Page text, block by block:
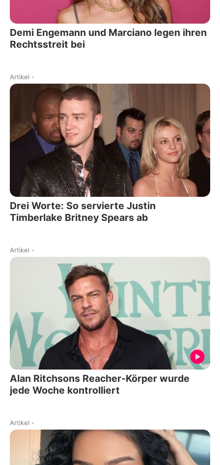
Demi Engemann und Marciano legen ihren
Rechtsstreit bei
Artikel -
Drei Worte: So servierte Justin
Timberlake Britney Spears ab
Artikel -
Alan Ritchsons Reacher-Körper wurde
jede Woche kontrolliert
Artikel -